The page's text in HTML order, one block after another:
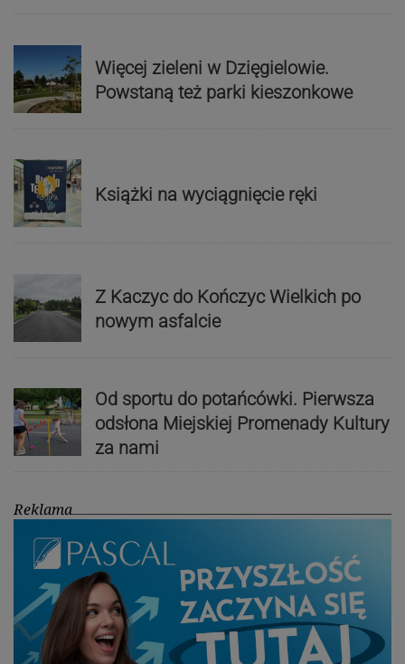
Więcej zieleni w Dzięgielowie.
Powstaną też parki kieszonkowe
Książki na wyciągnięcie ręki
Z Kaczyc do Kończyc Wielkich po
nowym asfalcie
Od sportu do potańcówki. Pierwsza
odsłona Miejskiej Promenady Kultury
za nami
Reklama